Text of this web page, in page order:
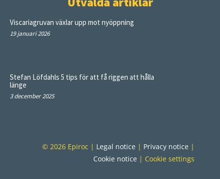
Viscariagruvan växlar upp mot nyöppning
19 januari 2026
Stefan Löfdahls 5 tips för att få riggen att hålla
länge
3 december 2025
© 2026 Epiroc | Legal notice | Privacy notice |
Cookie notice | Cookie settings